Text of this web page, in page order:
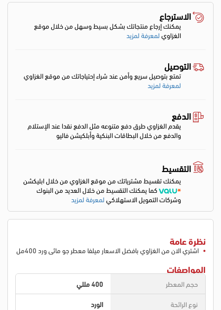
الاسترجاع
يمكنك إرجاع منتجاتك بشكل بسيط وسهل من خلال موقع
الغزاويلمعرفة لمزيد
التوصيل
تمتع بتوصيل سريع وأمن عند شراء إحتياجاتك من موقع الغزاوي
لمعرفة لمزيد
الدفع
يقدم الغزاوي طرق دفع متنوعه مثل الدفع نقدا عند الإستلام
والدفع من خلال البطاقات البنكية وأبلكيشن فاليو
التقسيط
يمكنك تقسيط مشترياتك من موقع الغزاوي من خلال ابليكشن
كما يمكنك التقسيط من خلال العديد من البنوك
وشركات التمويل الاستهلاكيلمعرفة لمزيد
نظرة عامة
اشتري الان من الغزاوي بافضل الاسعار ميلفا معطر جو مائى ورد 400مل
المواصفات
حجم المعطر
400 مللي
نوع الرائحة
الورد